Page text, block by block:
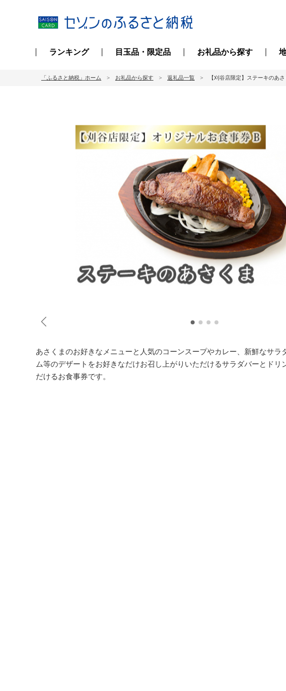
ランキング 目玉品・限定品 お礼品から探す
「ふるさと納税」ホーム お礼品から探す 返礼品一覧 【刈谷店限定】ステーキのあ
あさくまのお好きなメニューと人気のコーンスープやカレー、新鮮なサラ
ム等のデザートをお好きなだけお召し上がりいただけるサラダバーとドリ
だけるお食事券です。